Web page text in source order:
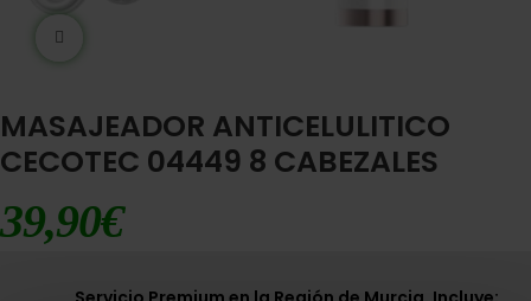
MASAJEADOR ANTICELULITICO
CECOTEC 04449 8 CABEZALES
39,90€